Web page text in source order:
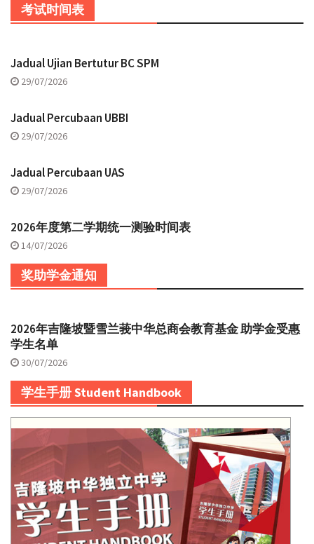
考试时间表
Jadual Ujian Bertutur BC SPM
29/07/2026
Jadual Percubaan UBBI
29/07/2026
Jadual Percubaan UAS
29/07/2026
2026年度第二学期统一测验时间表
14/07/2026
奖助学金通知
2026年吉隆坡暨雪兰莪中华总商会教育基金 助学金受惠
学生名单
30/07/2026
学生手册 Student Handbook